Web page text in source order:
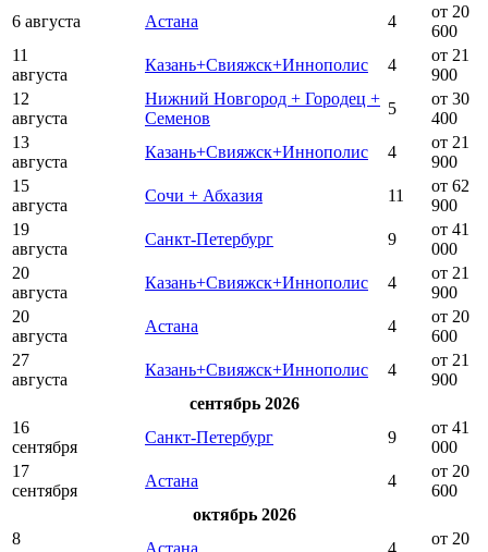
6 августа
Астана 4
от 20
600
11
августа
Казань+Свияжск+Иннополис 4
от 21
900
12
августа
Нижний Новгород + Городец +
Семенов
5
от 30
400
13
августа
Казань+Свияжск+Иннополис 4
от 21
900
15
августа
Сочи + Абхазия 11
от 62
900
19
августа
Санкт-Петербург 9
от 41
000
20
августа
Казань+Свияжск+Иннополис 4
от 21
900
20
августа
Астана 4
от 20
600
27
августа
Казань+Свияжск+Иннополис 4
от 21
900
сентябрь 2026
16
сентября
Санкт-Петербург 9
от 41
000
17
сентября
Астана 4
от 20
600
октябрь 2026
8
Астана 4
от 20